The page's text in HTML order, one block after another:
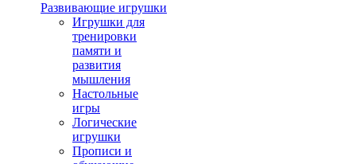
Развивающие игрушки
Игрушки для
тренировки
памяти и
развития
мышления
Настольные
игры
Логические
игрушки
Прописи и